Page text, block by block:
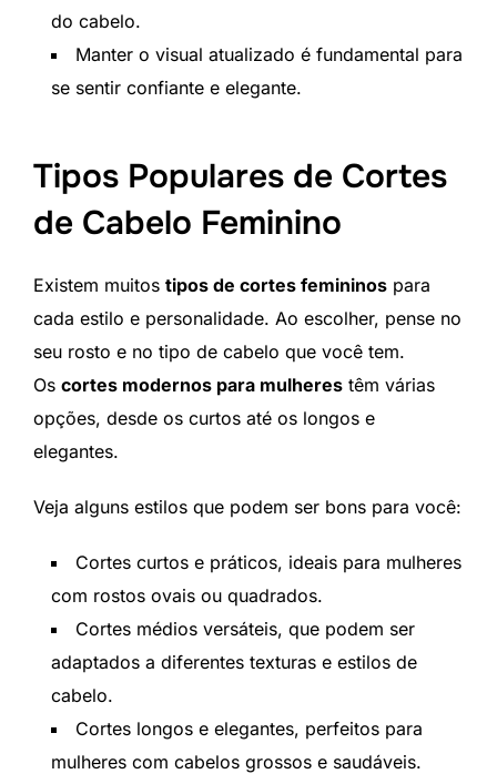
do cabelo.
Manter o visual atualizado é fundamental para
se sentir confiante e elegante.
Tipos Populares de Cortes
de Cabelo Feminino
Existem muitos tipos de cortes femininos para
cada estilo e personalidade. Ao escolher, pense no
seu rosto e no tipo de cabelo que você tem.
Os cortes modernos para mulheres têm várias
opções, desde os curtos até os longos e
elegantes.
Veja alguns estilos que podem ser bons para você:
Cortes curtos e práticos, ideais para mulheres
com rostos ovais ou quadrados.
Cortes médios versáteis, que podem ser
adaptados a diferentes texturas e estilos de
cabelo.
Cortes longos e elegantes, perfeitos para
mulheres com cabelos grossos e saudáveis.